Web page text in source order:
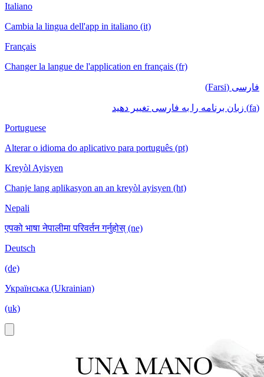
Italiano
Cambia la lingua dell'app in italiano (it)
Français
Changer la langue de l'application en français (fr)
فارسی (Farsi)
(fa) زبان برنامه را به فارسی تغییر دهید
Portuguese
Alterar o idioma do aplicativo para português (pt)
Kreyòl Ayisyen
Chanje lang aplikasyon an an kreyòl ayisyen (ht)
Nepali
एपको भाषा नेपालीमा परिवर्तन गर्नुहोस् (ne)
Deutsch
(de)
Українська (Ukrainian)
(uk)